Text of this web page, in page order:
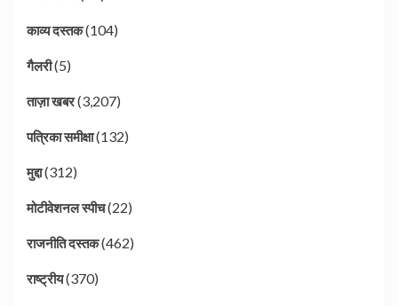
काव्य दस्तक(104)
गैलरी(5)
ताज़ा खबर(3,207)
पत्रिका समीक्षा(132)
मुद्दा(312)
मोटीवेशनल स्पीच(22)
राजनीति दस्तक(462)
राष्ट्रीय(370)